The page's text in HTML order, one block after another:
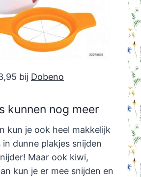
bij Dobeno
kunnen nog meer
kun je ook heel makkelijk
dunne plakjes snijden
Maar ook kiwi,
kun je er mee snijden en